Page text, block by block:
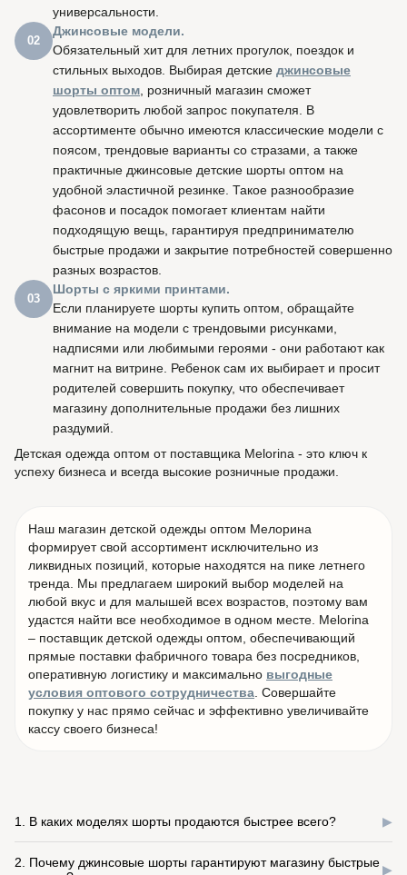
универсальности.
02
Джинсовые модели.
Обязательный хит для летних прогулок, поездок и
стильных выходов. Выбирая детские джинсовые
шорты оптом , розничный магазин сможет
удовлетворить любой запрос покупателя. В
ассортименте обычно имеются классические модели с
поясом, трендовые варианты со стразами, а также
практичные джинсовые детские шорты оптом на
удобной эластичной резинке. Такое разнообразие
фасонов и посадок помогает клиентам найти
подходящую вещь, гарантируя предпринимателю
быстрые продажи и закрытие потребностей совершенно
разных возрастов.
03
Шорты с яркими принтами.
Если планируете шорты купить оптом, обращайте
внимание на модели с трендовыми рисунками,
надписями или любимыми героями - они работают как
магнит на витрине. Ребенок сам их выбирает и просит
родителей совершить покупку, что обеспечивает
магазину дополнительные продажи без лишних
раздумий.
Детская одежда оптом от поставщика Melorina - это ключ к
успеху бизнеса и всегда высокие розничные продажи.
Наш магазин детской одежды оптом Мелорина
формирует свой ассортимент исключительно из
ликвидных позиций, которые находятся на пике летнего
тренда. Мы предлагаем широкий выбор моделей на
любой вкус и для малышей всех возрастов, поэтому вам
удастся найти все необходимое в одном месте. Melorina
– поставщик детской одежды оптом, обеспечивающий
прямые поставки фабричного товара без посредников,
оперативную логистику и максимально выгодные
условия оптового сотрудничества . Совершайте
покупку у нас прямо сейчас и эффективно увеличивайте
кассу своего бизнеса!
1. В каких моделях шорты продаются быстрее всего?
▶
категории: базовые однотонные шорты для ежедневного
2. Почему джинсовые шорты гарантируют магазину быстрые▶